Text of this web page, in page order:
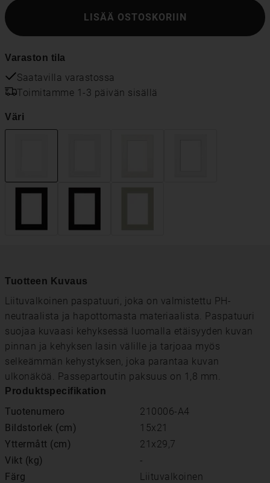
LISÄÄ OSTOSKORIIN
Varaston tila
Saatavilla varastossa
Toimitamme 1-3 päivän sisällä
Väri
Tuotteen Kuvaus
Liituvalkoinen paspatuuri, joka on valmistettu PH-
neutraalista ja hapottomasta materiaalista. Paspatuuri
suojaa kuvaasi kehyksessä luomalla etäisyyden kuvan
pinnan ja kehyksen lasin välille ja tarjoaa myös
selkeämmän kehystyksen, joka parantaa kuvan
ulkonäköä. Passepartoutin paksuus on 1,8 mm.
Produktspecifikation
Tuotenumero
210006-A4
Bildstorlek (cm)
15x21
Yttermått (cm)
21x29,7
Vikt (kg)
-
Färg
Liituvalkoinen